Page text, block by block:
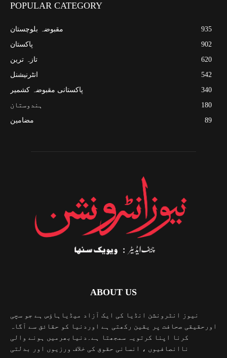
POPULAR CATEGORY
مقبوضہ بلوچستان
935
پاکستان
902
تازہ ترین
620
انٹرنیشنل
542
پاکستانی مقبوضہ کشمیر
340
ہندوستان
180
مضامین
89
ABOUT US
نیوز انٹرونشن انڈیا کی ایک آزاد میڈیاہاؤس ہے جو سچی
اورحقیقی صحافت پر یقین رکھتی ہے اوردنیا کو حقائق سے آگاہ
کرنا اپنا کرتویہ سمجھتا ہے۔دنیابھرمیں ہونے والی
ناانصافیوں ، انسانی حقوق کی خلاف ورزیوں اور بدلتی